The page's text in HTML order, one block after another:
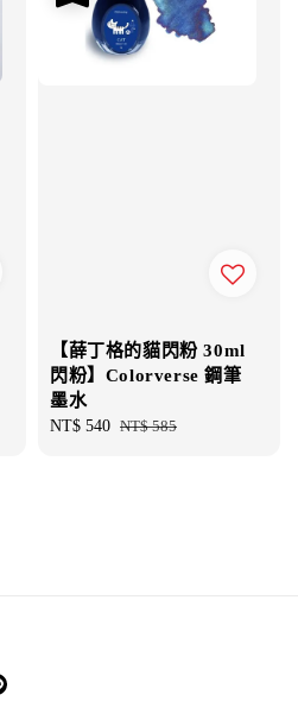
【薛丁格的貓閃粉 30ml
閃粉】Colorverse 鋼筆
墨水
Sale
NT$ 540 Regular
NT$ 585